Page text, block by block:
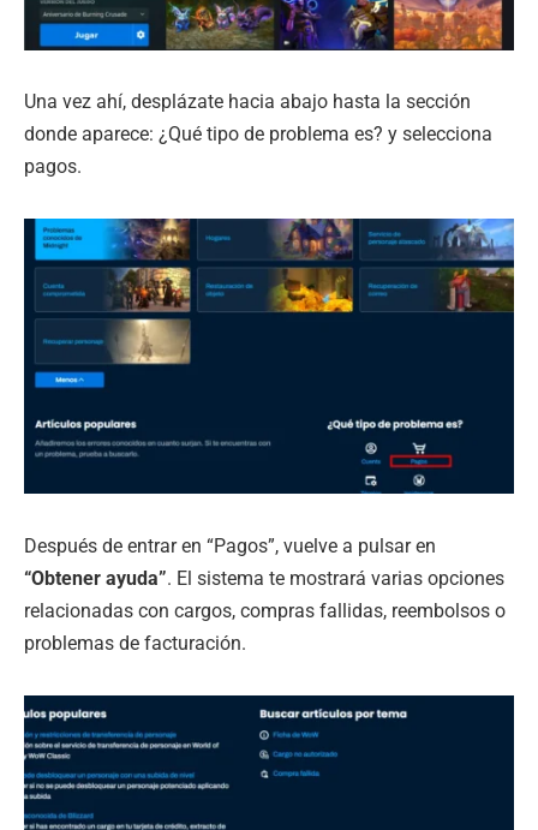
Una vez ahí, desplázate hacia abajo hasta la sección
donde aparece: ¿Qué tipo de problema es? y selecciona
pagos.
Después de entrar en “Pagos”, vuelve a pulsar en
“Obtener ayuda”. El sistema te mostrará varias opciones
relacionadas con cargos, compras fallidas, reembolsos o
problemas de facturación.